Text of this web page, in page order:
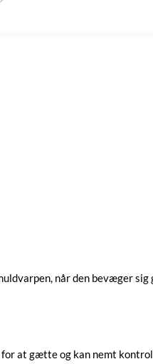
når den bevæger
at gætte og kan nemt